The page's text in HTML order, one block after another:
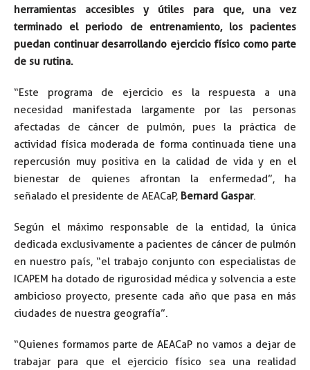
herramientas accesibles y útiles para que, una vez
terminado el periodo de entrenamiento, los pacientes
puedan continuar desarrollando ejercicio físico como parte
de su rutina.
“Este programa de ejercicio es la respuesta a una
necesidad manifestada largamente por las personas
afectadas de cáncer de pulmón, pues la práctica de
actividad física moderada de forma continuada tiene una
repercusión muy positiva en la calidad de vida y en el
bienestar de quienes afrontan la enfermedad”, ha
señalado el presidente de AEACaP, Bernard Gaspar.
Según el máximo responsable de la entidad, la única
dedicada exclusivamente a pacientes de cáncer de pulmón
en nuestro país, “el trabajo conjunto con especialistas de
ICAPEM ha dotado de rigurosidad médica y solvencia a este
ambicioso proyecto, presente cada año que pasa en más
ciudades de nuestra geografía”.
“Quienes formamos parte de AEACaP no vamos a dejar de
trabajar para que el ejercicio físico sea una realidad